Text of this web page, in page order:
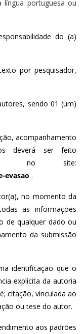
portuguesa ou
do (a)
por pesquisador,
sendo 01 (um)
acompanhamento
deverá ser feito
evasao .
no momento da
as informações
de qualquer dado ou
da submissão
identificação que o
explícita da autoria
citação, vinculada ao
ou tese do autor.
aos padrões